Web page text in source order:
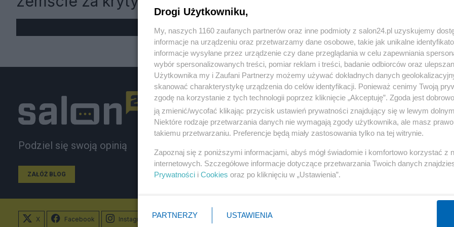
« WRÓĆ DO NOTKI
Podziel się swoją opinią
ZAŁÓŻ BLOG
Polityka
Prezydent
PiS
KO
Imigranci
Gospodarka
Pieniądze
Centralny Port Komunikacyjny
Biznes
Podatki
X Facebook Instagram
Drogi Użytkowniku,
My, naszych 1160 zaufanych partnerów oraz inne podmioty z salon24.pl uzyskujemy
informacje na urządzeniu oraz przetwarzamy dane osobowe, takie jak unikalne
informacje wysyłane przez urządzenie czy dane przeglądania w celu zapewniania
wybór spersonalizowanych treści, pomiar reklam i treści, badanie odbiorców oraz
Użytkownika my i Zaufani Partnerzy możemy używać dokładnych danych
skanować charakterystykę urządzenia do celów identyfikacji. Ponieważ cenimy Twoją
zgodę na korzystanie z tych technologii poprzez kliknięcie „Akceptuję”. Zgoda jest
ją zmienić/wycofać klikając przycisk ustawień prywatności znajdujący się w lewym
Niektóre rodzaje przetwarzania danych nie wymagają zgody użytkownika, ale masz
takiemu przetwarzaniu. Preferencje będą miały zastosowania tylko na tej witrynie.
Zapoznaj się z poniższymi informacjami, abyś mógł świadomie i komfortowo korzystać z
internetowych. Szczegółowe informacje dotyczące przetwarzania Twoich danych
Prywatności i Cookies oraz po kliknięciu w „Ustawienia”.
PARTNERZY USTAWIENIA